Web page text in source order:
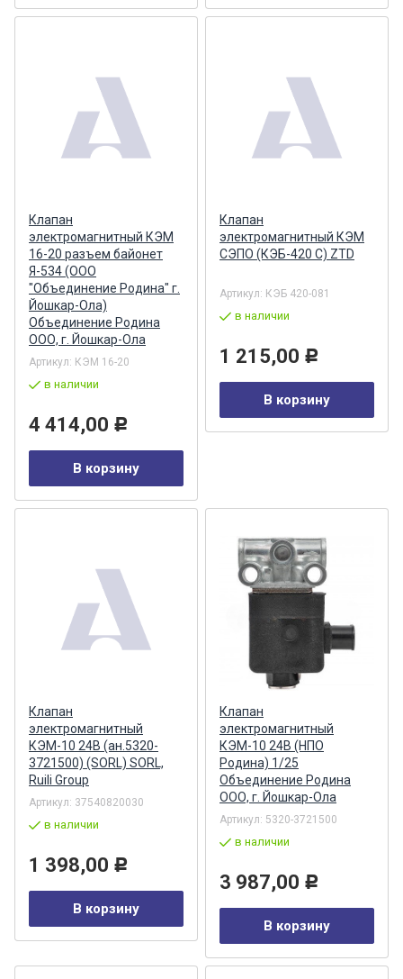
Клапан
электромагнитный КЭМ
16-20 разъем байонет
Я-534 (ООО
"Объединение Родина" г.
Йошкар-Ола)
Объединение Родина
ООО, г. Йошкар-Ола
Артикул: КЭМ 16-20
в наличии
4 414,00 Р
В корзину
Клапан
электромагнитный КЭМ
СЭПО (КЭБ-420 С) ZTD
Артикул: КЭБ 420-081
в наличии
1 215,00 Р
В корзину
Клапан
электромагнитный
КЭМ-10 24В (ан.5320-
3721500) (SORL) SORL,
Ruili Group
Артикул: 37540820030
в наличии
1 398,00 Р
В корзину
Клапан
электромагнитный
КЭМ-10 24В (НПО
Родина) 1/25
Объединение Родина
ООО, г. Йошкар-Ола
Артикул: 5320-3721500
в наличии
3 987,00 Р
В корзину